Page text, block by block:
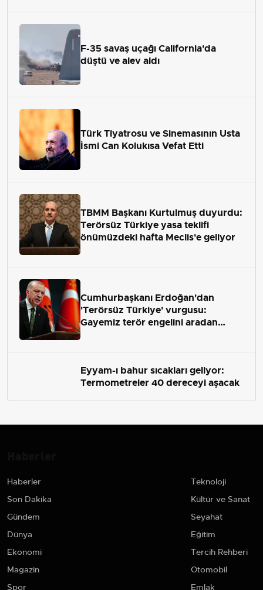
F-35 savaş uçağı California'da
düştü ve alev aldı
Türk Tiyatrosu ve Sinemasının Usta
İsmi Can Kolukısa Vefat Etti
TBMM Başkanı Kurtulmuş duyurdu:
Terörsüz Türkiye yasa teklifi
önümüzdeki hafta Meclis'e geliyor
Cumhurbaşkanı Erdoğan'dan
'Terörsüz Türkiye' vurgusu:
Gayemiz terör engelini aradan
Eyyam-ı bahur sıcakları geliyor:
Termometreler 40 dereceyi aşacak
Haberler
Son Dakika
Gündem
Dünya
Ekonomi
Magazin
Spor
Teknoloji
Kültür ve Sanat
Seyahat
Eğitim
Tercih Rehberi
Otomobil
Emlak